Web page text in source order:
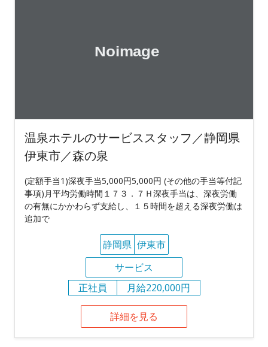
温泉ホテルのサービススタッフ／静岡県
伊東市／森の泉
(定額手当1)深夜手当5,000円5,000円 (その他の手当等付記
事項)月平均労働時間１７３．７Ｈ深夜手当は、深夜労働
の有無にかかわらず支給し、１５時間を超える深夜労働は
追加で
静岡県 伊東市
サービス
正社員
月給220,000円
詳細を見る